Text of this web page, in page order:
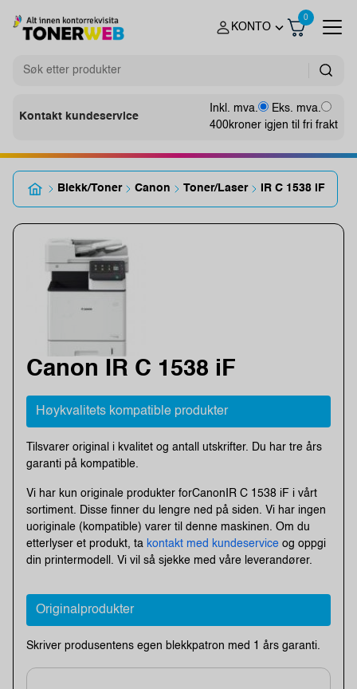
KONTO
0
Kontakt kundeservice
Inkl. mva.
Eks. mva.
400kroner igjen til fri frakt
Blekk/Toner Canon Toner/Laser IR C 1538 iF
Canon IR C 1538 iF
Høykvalitets kompatible produkter
Tilsvarer original i kvalitet og antall utskrifter. Du har tre års
garanti på kompatible.
Vi har kun originale produkter forCanonIR C 1538 iF i vårt
sortiment. Disse finner du lengre ned på siden. Vi har ingen
uoriginale (kompatible) varer til denne maskinen. Om du
etterlyser et produkt, ta kontakt med kundeservice og oppgi
din printermodell. Vi vil så sjekke med våre leverandører.
Originalprodukter
Skriver produsentens egen blekkpatron med 1 års garanti.